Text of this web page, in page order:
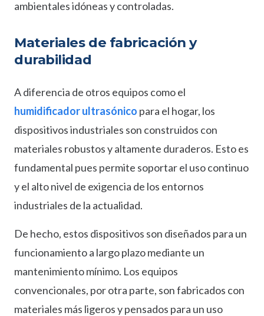
ambientales idóneas y controladas.
Materiales de fabricación y
durabilidad
A diferencia de otros equipos como el
humidificador ultrasónico para el hogar, los
dispositivos industriales son construidos con
materiales robustos y altamente duraderos. Esto es
fundamental pues permite soportar el uso continuo
y el alto nivel de exigencia de los entornos
industriales de la actualidad.
De hecho, estos dispositivos son diseñados para un
funcionamiento a largo plazo mediante un
mantenimiento mínimo. Los equipos
convencionales, por otra parte, son fabricados con
materiales más ligeros y pensados para un uso